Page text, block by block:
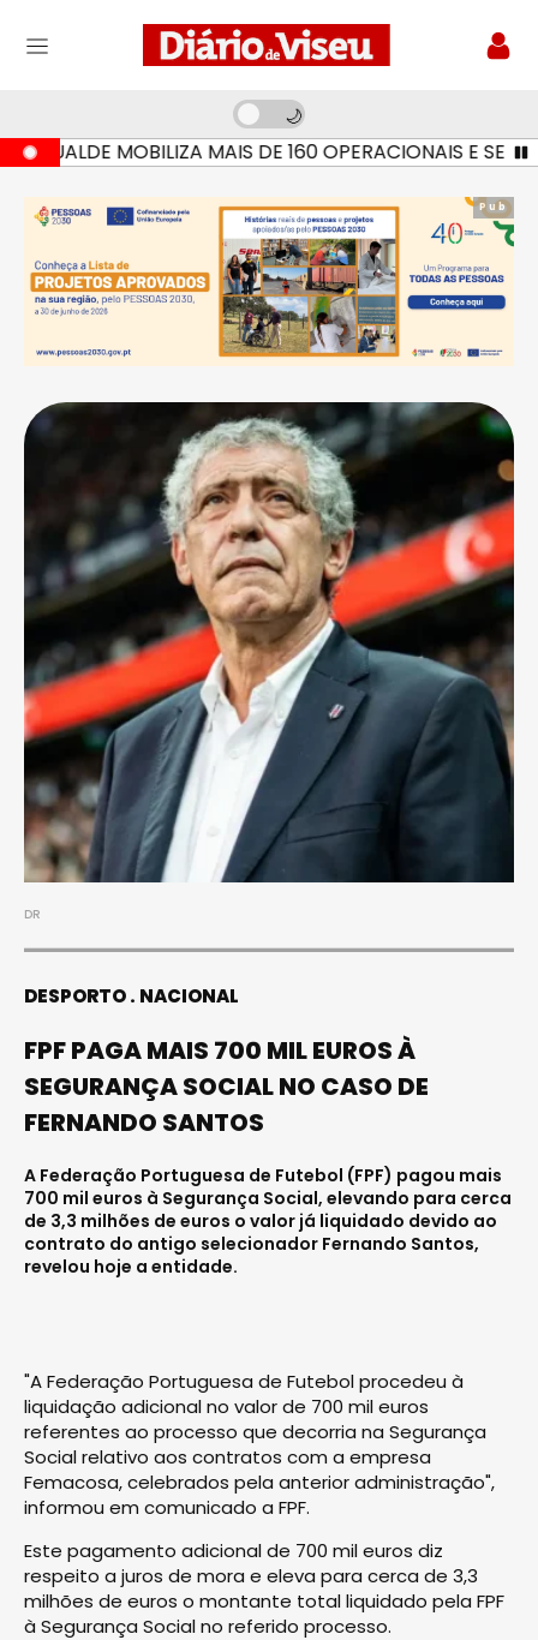
MOBILIZA MAIS DE 160 OPERACIONAIS E SETE
Pub
DR
DESPORTO NACIONAL
FPF PAGA MAIS 700 MIL EUROS À
SEGURANÇA SOCIAL NO CASO DE
FERNANDO SANTOS
A Federação Portuguesa de Futebol (FPF) pagou mais
700 mil euros à Segurança Social, elevando para cerca
de 3,3 milhões de euros o valor já liquidado devido ao
contrato do antigo selecionador Fernando Santos,
revelou hoje a entidade.
"A Federação Portuguesa de Futebol procedeu à
liquidação adicional no valor de 700 mil euros
referentes ao processo que decorria na Segurança
Social relativo aos contratos com a empresa
Femacosa, celebrados pela anterior administração",
informou em comunicado a FPF.
Este pagamento adicional de 700 mil euros diz
respeito a juros de mora e eleva para cerca de 3,3
milhões de euros o montante total liquidado pela FPF
à Segurança Social no referido processo.